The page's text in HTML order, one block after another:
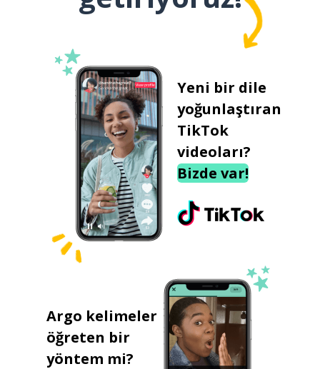
Yeni bir dile
yoğunlaştıran
TikTok
videoları?
Bizde var!
Argo kelimeler
öğreten bir
yöntem mi?